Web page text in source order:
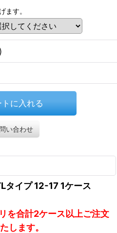
ます。
トに入れる
い合わせ
タイプ 12-17 1ケース
を合計2ケース以上ご注文
します。